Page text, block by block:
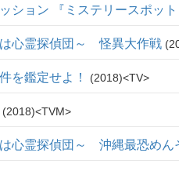
ョン 『ミステリースポット
心霊探偵団～ 怪異大作戦
を鑑定せよ！ 2018 TV
2018 TVM
心霊探偵団～ 沖縄最恐めん